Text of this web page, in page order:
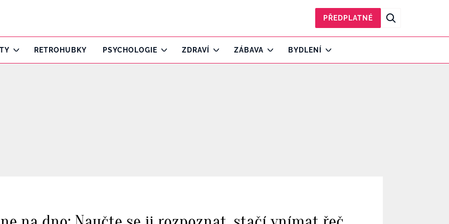
PŘEDPLATNÉ
RETROHUBKY PSYCHOLOGIE ZDRAVÍ ZÁBAVA BYDLENÍ